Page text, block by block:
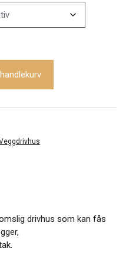
drivhus som kan fås